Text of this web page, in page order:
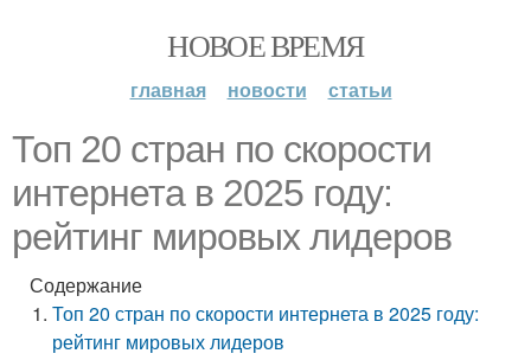
НОВОЕ ВРЕМЯ
главная новости статьи
Топ 20 стран по скорости
интернета в 2025 году:
рейтинг мировых лидеров
Содержание
Топ 20 стран по скорости интернета в 2025 году:
рейтинг мировых лидеров